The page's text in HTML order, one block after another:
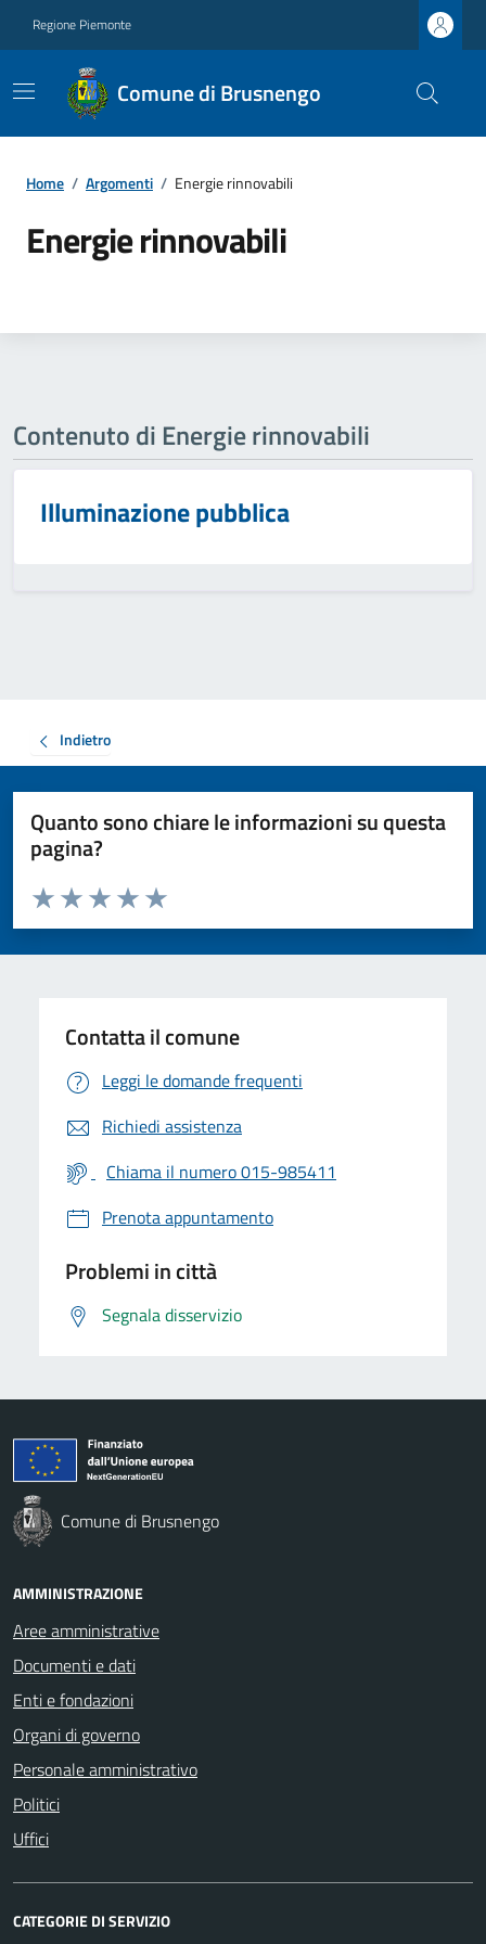
Regione Piemonte
Comune di Brusnengo
Home / Argomenti / Energie rinnovabili
Energie rinnovabili
Contenuto di Energie rinnovabili
Illuminazione pubblica
Indietro
Quanto sono chiare le informazioni su questa
pagina?
Valuta da 1 a 5 stelle la pagina
Valuta 5 stelle su 5
Valuta 4 stelle su 5
Valuta 3 stelle su 5
Valuta 2 stelle su 5
Valuta 1 stelle su 5
Contatta il comune
Leggi le domande frequenti
Richiedi assistenza
Chiama il numero 015-985411
Prenota appuntamento
Problemi in città
Segnala disservizio
Comune di Brusnengo
AMMINISTRAZIONE
Aree amministrative
Documenti e dati
Enti e fondazioni
Organi di governo
Personale amministrativo
Politici
Uffici
CATEGORIE DI SERVIZIO